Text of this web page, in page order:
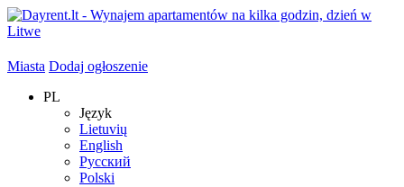
Miasta Dodaj ogłoszenie
PL
Język
Lietuvių
English
Русский
Polski